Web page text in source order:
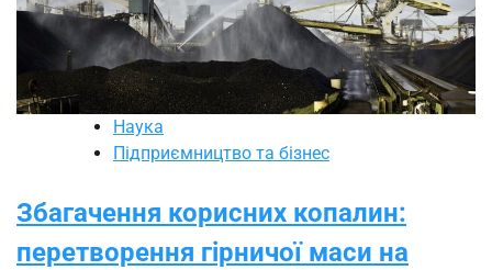
Наука
Підприємництво та бізнес
Збагачення корисних копалин:
перетворення гірничої маси на